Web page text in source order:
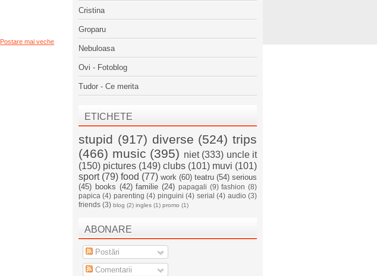
Postare mai veche
Cristina
Groparu
Nebuloasa
Ovi - Fotoblog
Tudor - Ce merita
ETICHETE
stupid (917) diverse (524) trips
(466) music (395) niet (333) uncle it
(150) pictures (149) clubs (101) muvi (101)
sport (79) food (77) work (60) teatru (54) serious
(45) books (42) familie (24) papagali (9) fashion (8)
papica (4) parenting (4) pinguini (4) serial (4) audio (3)
friends (3) blog (2) ingles (1) promo (1)
ABONARE
Postări
Comentarii